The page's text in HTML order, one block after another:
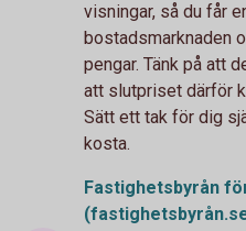
visningar, så du får
bostadsmarknaden
pengar. Tänk på att
att slutpriset därför
Sätt ett tak för dig
kosta.
Fastighetsbyrån